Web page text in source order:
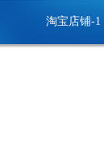
淘宝店铺-1